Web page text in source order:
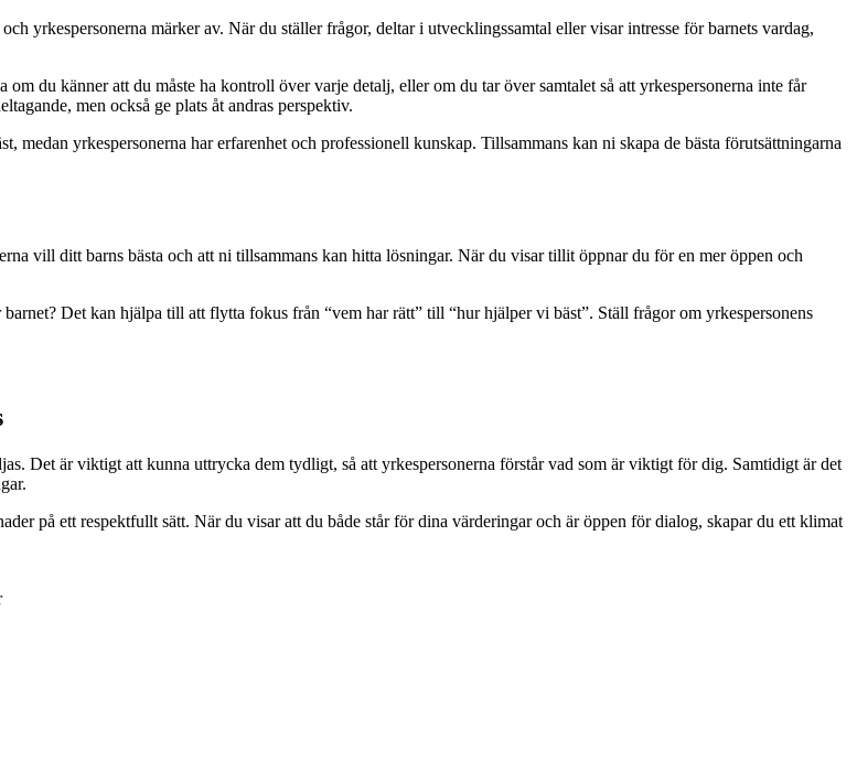
yrkespersonerna märker av. När du ställer frågor, deltar i utvecklingssamtal eller visar intresse för barnets vardag,
du känner att du måste ha kontroll över varje detalj, eller om du tar över samtalet så att yrkespersonerna inte får
men också ge plats åt andras perspektiv.
medan yrkespersonerna har erfarenhet och professionell kunskap. Tillsammans kan ni skapa de bästa förutsättningarna
vill ditt barns bästa och att ni tillsammans kan hitta lösningar. När du visar tillit öppnar du för en mer öppen och
Det kan hjälpa till att flytta fokus från “vem har rätt” till “hur hjälper vi bäst”. Ställ frågor om yrkespersonens
Det är viktigt att kunna uttrycka dem tydligt, så att yrkespersonerna förstår vad som är viktigt för dig. Samtidigt är det
på ett respektfullt sätt. När du visar att du både står för dina värderingar och är öppen för dialog, skapar du ett klimat